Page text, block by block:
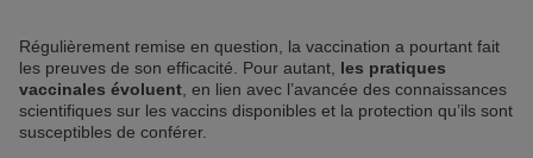
Régulièrement remise en question, la vaccination a pourtant fait
les preuves de son efficacité. Pour autant, les pratiques
vaccinales évoluent , en lien avec l’avancée des connaissances
scientifiques sur les vaccins disponibles et la protection qu’ils sont
susceptibles de conférer.